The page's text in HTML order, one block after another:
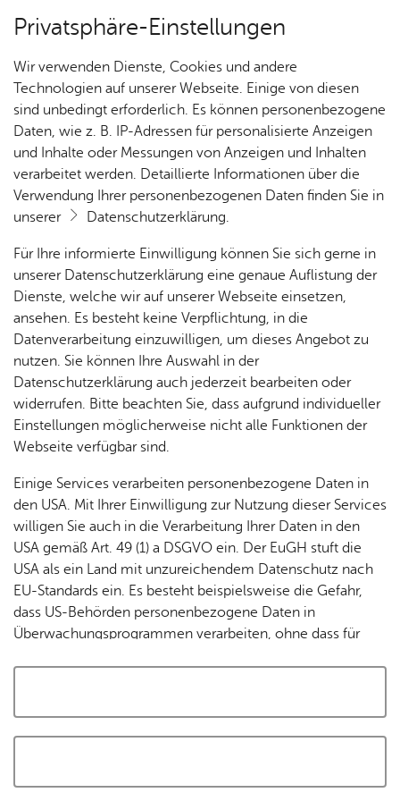
Kartenansicht
Cookie-Hinweis
Zum Laden dieser Karte wird eine Verbindung zu externen
Servern hergestellt. Diese verwenden Cookies und andere
Tracking-Technologien, um die Bedienung zu
personalisieren und zu verbessern. Weitere Informationen
finden Sie in unsererDatenschutzerklärung
Cookies akzeptieren und Karte laden
Privatsphäre-Einstellungen
Wir verwenden Dienste, Cookies und andere
Technologien auf unserer Webseite. Einige von diesen
sind unbedingt erforderlich. Es können personenbezogene
Daten, wie z. B. IP-Adressen für personalisierte Anzeigen
und Inhalte oder Messungen von Anzeigen und Inhalten
verarbeitet werden. Detaillierte Informationen über die
Verwendung Ihrer personenbezogenen Daten finden Sie in
unserer
Datenschutzerklärung.
Für Ihre informierte Einwilligung können Sie sich gerne in
unserer Datenschutzerklärung eine genaue Auflistung der
Dienste, welche wir auf unserer Webseite einsetzen,
ansehen. Es besteht keine Verpflichtung, in die
Datenverarbeitung einzuwilligen, um dieses Angebot zu
nutzen. Sie können Ihre Auswahl in der
Datenschutzerklärung auch jederzeit bearbeiten oder
widerrufen. Bitte beachten Sie, dass aufgrund individueller
Einstellungen möglicherweise nicht alle Funktionen der
Webseite verfügbar sind.
Einige Services verarbeiten personenbezogene Daten in
den USA. Mit Ihrer Einwilligung zur Nutzung dieser Services
willigen Sie auch in die Verarbeitung Ihrer Daten in den
USA gemäß Art. 49 (1) a DSGVO ein. Der EuGH stuft die
USA als ein Land mit unzureichendem Datenschutz nach
EU-Standards ein. Es besteht beispielsweise die Gefahr,
dass US-Behörden personenbezogene Daten in
Überwachungsprogrammen verarbeiten, ohne dass für